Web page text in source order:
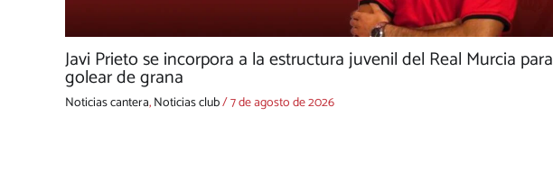
Javi Prieto se incorpora a la estructura juvenil del Real Murcia para
golear de grana
Noticias cantera,Noticias club/7 de agosto de 2026